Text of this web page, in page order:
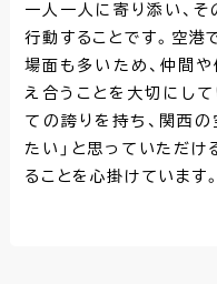
一人一人に寄り添い、
行動することです。空港
場面も多いため、仲間
え合うことを大切にし
ての誇りを持ち、関西
たい」と思っていただけ
ることを心掛けています。